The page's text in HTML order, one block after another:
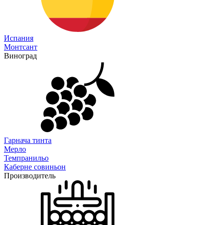
Испания
Монтсант
Виноград
Гарнача тинта
Мерло
Темпранильо
Каберне совиньон
Производитель